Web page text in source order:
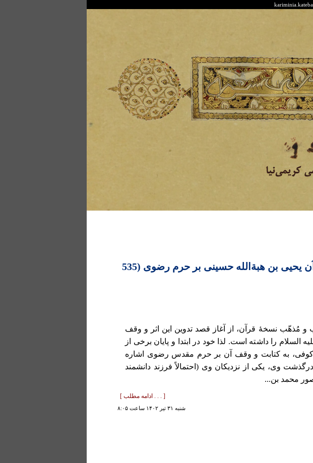
وقف‌نامۀ قرآن یحیی بن هبةالله حسینی بر حرم رضوی (535
و مُذهّب نسخۀ قرآن، از آغاز قصد تدوین این اثر و وقف
السلام را داشته است. لذا خود در ابتدا و پایان برخی از
کوفی، به کتابت و وقف آن بر حرم مقدس رضوی اشاره
وی، یکی از نزدیکان وی (احتمالاً فرزند دانشمند
محمد بن...
[ . . . ادامه مطلب ]
شنبه ۳۱ تير ۱۴۰۲ ساعت ۸:۰۵